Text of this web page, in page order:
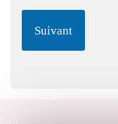
Suivant